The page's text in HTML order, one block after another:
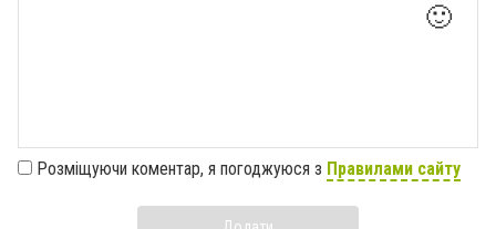
🙂
Розміщуючи коментар, я погоджуюся з Правилами сайту